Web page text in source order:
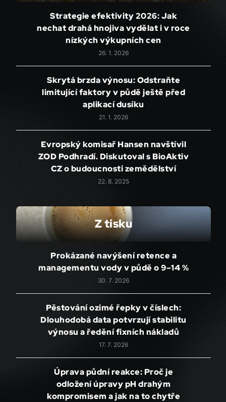
Strategie efektivity 2026: Jak
nechat drahá hnojiva vydělat i v roce
nízkých výkupních cen
26. 1. 2026
Skrytá brzda výnosu: Odstraňte
limitující faktory v půdě ještě před
aplikací dusíku
21. 1. 2026
Evropský komisař Hansen navštívil
ZOD Podhradí. Diskutoval s BioAktiv
CZ o budoucnosti zemědělství
22. 8. 2025
Z tisku
Prokázané navýšení retence a
managementu vody v půdě o 9–14 %
30. 7. 2026
Pěstování ozimé řepky v číslech:
Dlouhodobá data potvrzují stabilitu
výnosu a ředění fixních nákladů
17. 7. 2026
Úprava půdní reakce: Proč je
odložení úpravy pH drahým
kompromisem a jak na to chytře